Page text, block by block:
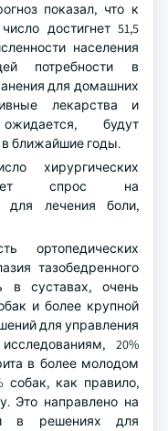
показал, что к
достигнет 51,5
населения
потребности в
для домашних
лекарства и
будут
ближайшие годы.
хирургических
спрос на
для лечения боли,
ортопедических
тазобедренного
в суставах, очень
и более крупной
для управления
20%
в более молодом
собак, как правило,
Это направлено на
в решениях для